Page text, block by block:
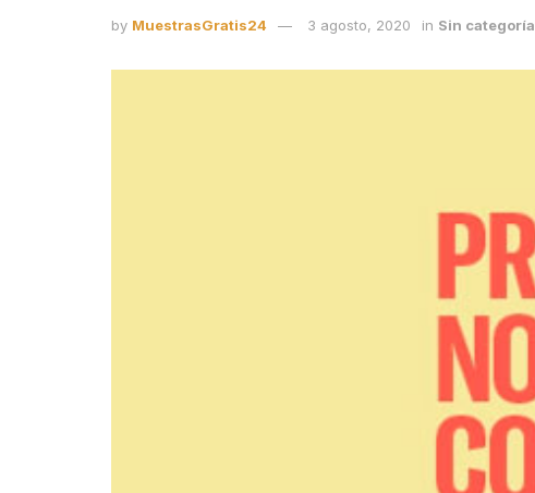
by MuestrasGratis24 3 agosto, 2020 in Sin categoría